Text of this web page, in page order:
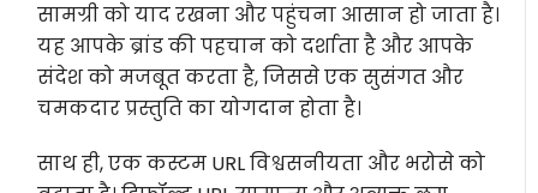
सामग्री को याद रखना और पहुंचना आसान हो जाता है।
यह आपके ब्रांड की पहचान को दर्शाता है और आपके
संदेश को मजबूत करता है, जिससे एक सुसंगत और
चमकदार प्रस्तुति का योगदान होता है।
साथ ही, एक कस्टम URL विश्वसनीयता और भरोसे को